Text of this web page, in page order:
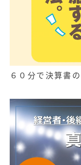
６０分で決算書